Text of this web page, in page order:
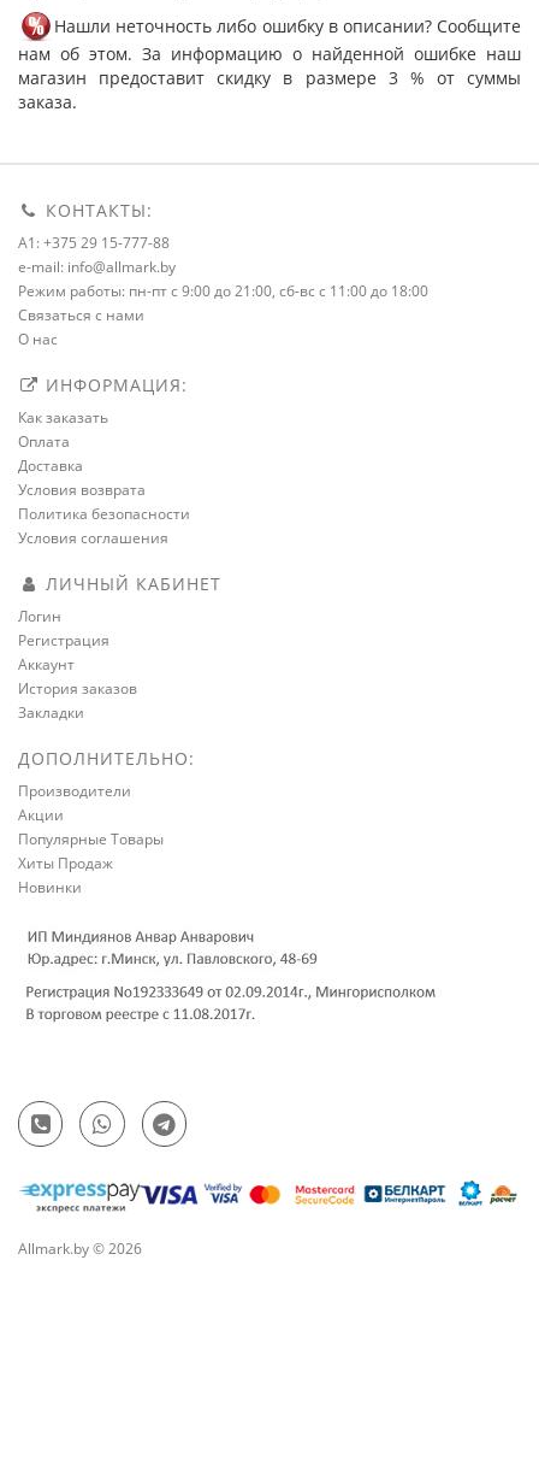
Нашли неточность либо ошибку в описании? Сообщите
нам об этом. За информацию о найденной ошибке наш
магазин предоставит скидку в размере 3 % от суммы
заказа.
КОНТАКТЫ:
A1: +375 29 15-777-88
e-mail: info@allmark.by
Режим работы: пн-пт с 9:00 до 21:00, сб-вс с 11:00 до 18:00
Связаться с нами
О нас
ИНФОРМАЦИЯ:
Как заказать
Оплата
Доставка
Условия возврата
Политика безопасности
Условия соглашения
ЛИЧНЫЙ КАБИНЕТ
Логин
Регистрация
Аккаунт
История заказов
Закладки
ДОПОЛНИТЕЛЬНО:
Производители
Акции
Популярные Товары
Хиты Продаж
Новинки
Allmark.by © 2026